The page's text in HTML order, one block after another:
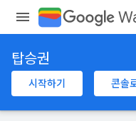
탑승권
시작하기 콘솔